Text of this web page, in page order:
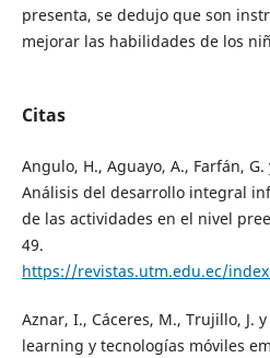
presenta, se dedujo que son
mejorar las habilidades de los
Citas
Angulo, H., Aguayo, A., Farfán, G.
Análisis del desarrollo integral
de las actividades en el nivel
49.
https://revistas.utm.edu.ec/
Aznar, I., Cáceres, M., Trujillo, J.
learning y tecnologías móviles